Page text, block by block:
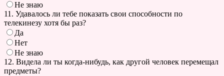
Не знаю
11. Удавалось ли тебе показать свои способности по
телекинезу хотя бы раз?
Да
Нет
Не знаю
12. Видела ли ты когда-нибудь, как другой человек перемещал
предметы?